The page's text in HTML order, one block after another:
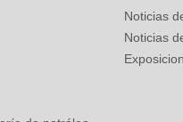
Noticias
Noticias